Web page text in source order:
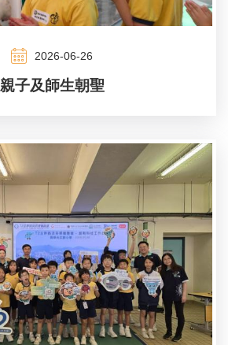
2026-06-26
親子及師生朝聖